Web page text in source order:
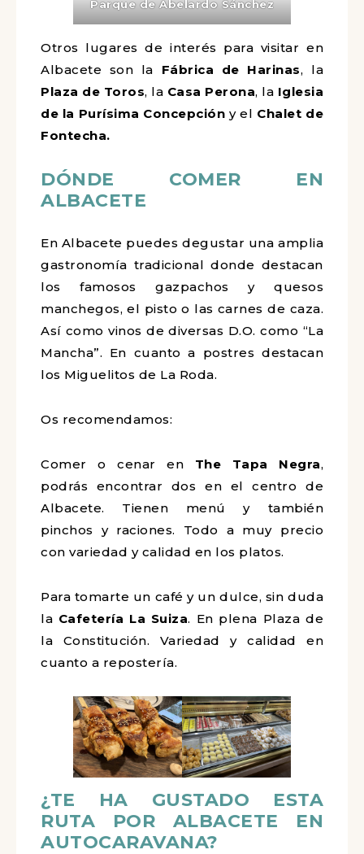
Parque de Abelardo Sánchez
Otros lugares de interés para visitar en
Albacete son la Fábrica de Harinas, la
Plaza de Toros, la Casa Perona, la Iglesia
de la Purísima Concepción y el Chalet de
Fontecha.
DÓNDE COMER EN
ALBACETE
En Albacete puedes degustar una amplia
gastronomía tradicional donde destacan
los famosos gazpachos y quesos
manchegos, el pisto o las carnes de caza.
Así como vinos de diversas D.O. como “La
Mancha”. En cuanto a postres destacan
los Miguelitos de La Roda.
Os recomendamos:
Comer o cenar en The Tapa Negra,
podrás encontrar dos en el centro de
Albacete. Tienen menú y también
pinchos y raciones. Todo a muy precio
con variedad y calidad en los platos.
Para tomarte un café y un dulce, sin duda
la Cafetería La Suiza. En plena Plaza de
la Constitución. Variedad y calidad en
cuanto a repostería.
¿TE HA GUSTADO ESTA
RUTA POR ALBACETE EN
AUTOCARAVANA?